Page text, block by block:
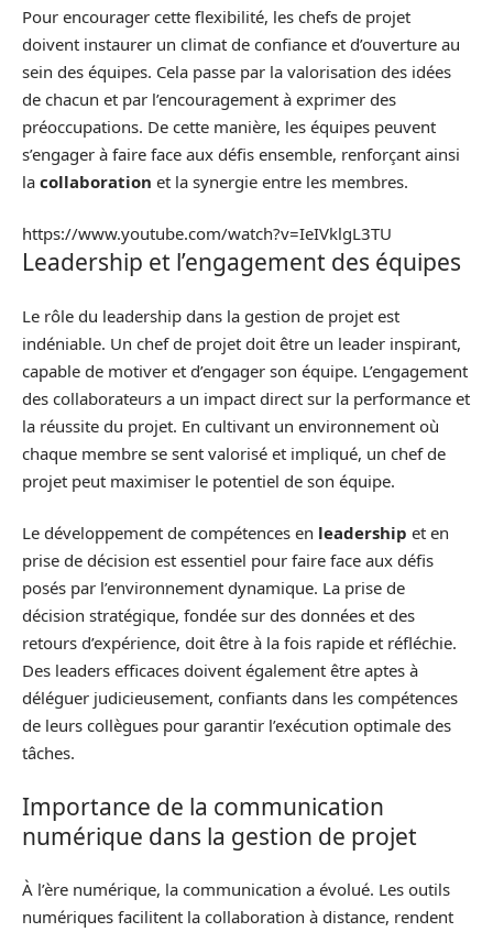
Pour encourager cette flexibilité, les chefs de projet
doivent instaurer un climat de confiance et d’ouverture au
sein des équipes. Cela passe par la valorisation des idées
de chacun et par l’encouragement à exprimer des
préoccupations. De cette manière, les équipes peuvent
s’engager à faire face aux défis ensemble, renforçant ainsi
la collaboration et la synergie entre les membres.
https://www.youtube.com/watch?v=IeIVklgL3TU
Leadership et l’engagement des équipes
Le rôle du leadership dans la gestion de projet est
indéniable. Un chef de projet doit être un leader inspirant,
capable de motiver et d’engager son équipe. L’engagement
des collaborateurs a un impact direct sur la performance et
la réussite du projet. En cultivant un environnement où
chaque membre se sent valorisé et impliqué, un chef de
projet peut maximiser le potentiel de son équipe.
Le développement de compétences en leadership et en
prise de décision est essentiel pour faire face aux défis
posés par l’environnement dynamique. La prise de
décision stratégique, fondée sur des données et des
retours d’expérience, doit être à la fois rapide et réfléchie.
Des leaders efficaces doivent également être aptes à
déléguer judicieusement, confiants dans les compétences
de leurs collègues pour garantir l’exécution optimale des
tâches.
Importance de la communication
numérique dans la gestion de projet
À l’ère numérique, la communication a évolué. Les outils
numériques facilitent la collaboration à distance, rendent